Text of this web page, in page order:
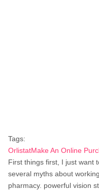
Tags:
OrlistatMake An Online
First things first, I just want
several myths about
pharmacy. powerful vision